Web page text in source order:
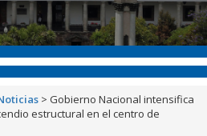
> Gobierno Nacional intensifica
estructural en el centro de